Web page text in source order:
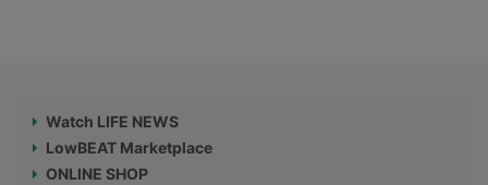
Watch LIFE NEWS
LowBEAT Marketplace
ONLINE SHOP